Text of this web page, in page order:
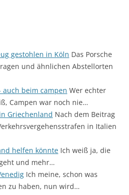
gestohlen in Köln Das Porsche
und ähnlichen Abstellorten
auch beim campen Wer echter
Campen war noch nie…
Griechenland Nach dem Beitrag
in Italien
helfen könnte Ich weiß ja, die
und mehr…
Ich meine, schon was
zu haben, nun wird…